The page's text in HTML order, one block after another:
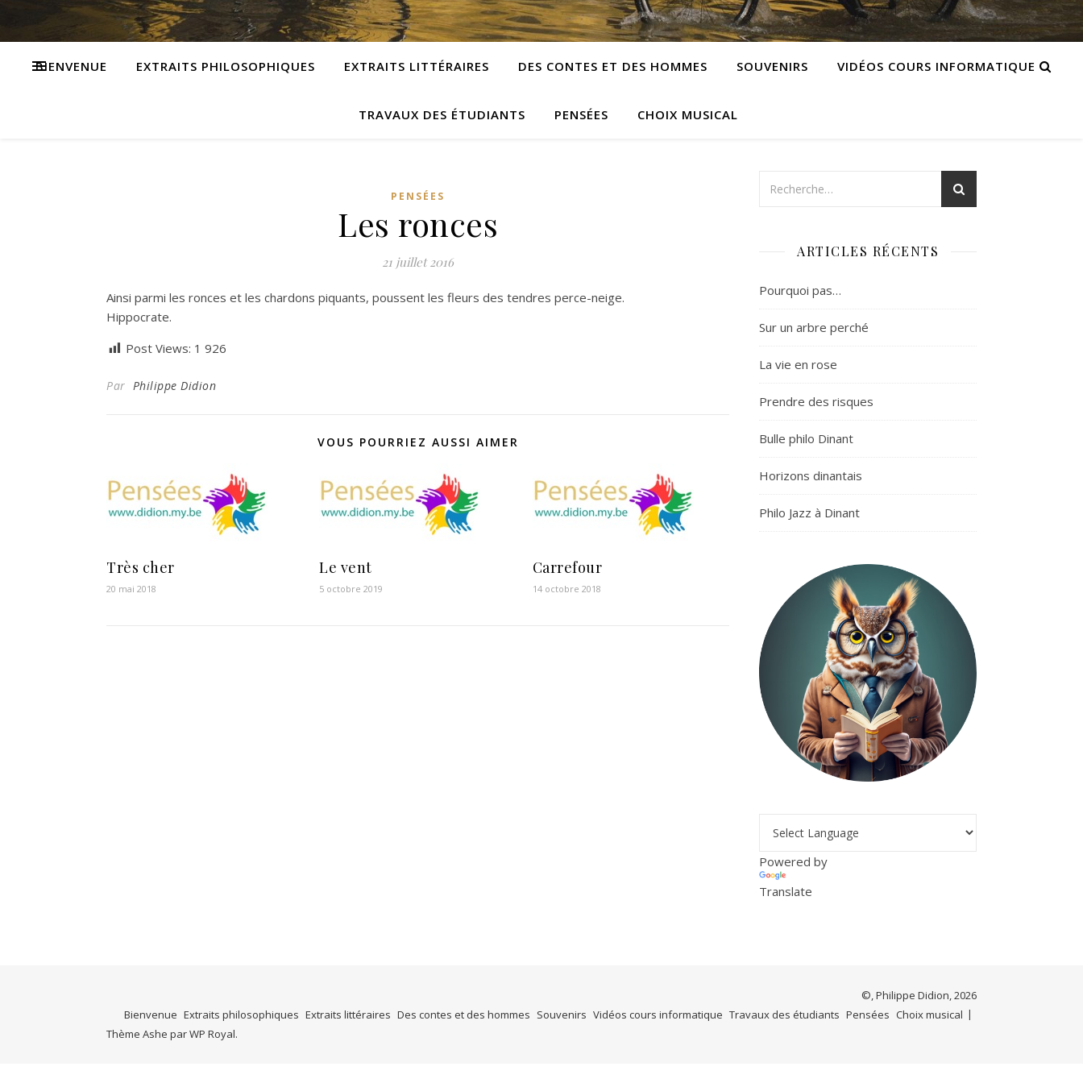
BIENVENUE EXTRAITS PHILOSOPHIQUES EXTRAITS LITTÉRAIRES DES CONTES ET DES HOMMES SOUVENIRS VIDÉOS COURS INFORMATIQUE
TRAVAUX DES ÉTUDIANTS PENSÉES CHOIX MUSICAL
PENSÉES
Les ronces
21 juillet 2016
Ainsi parmi les ronces et les chardons piquants, poussent les fleurs des tendres perce-neige.
Hippocrate.
Post Views: 1 926
Par Philippe Didion
VOUS POURRIEZ AUSSI AIMER
Très cher
20 mai 2018
Le vent
5 octobre 2019
Carrefour
14 octobre 2018
ARTICLES RÉCENTS
Pourquoi pas…
Sur un arbre perché
La vie en rose
Prendre des risques
Bulle philo Dinant
Horizons dinantais
Philo Jazz à Dinant
Powered by
Translate
©, Philippe Didion, 2026
Bienvenue Extraits philosophiques Extraits littéraires Des contes et des hommes Souvenirs Vidéos cours informatique Travaux des étudiants Pensées Choix musical
Thème Ashe parWP Royal.